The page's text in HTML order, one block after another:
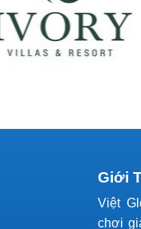
Giới
Việt
chơi